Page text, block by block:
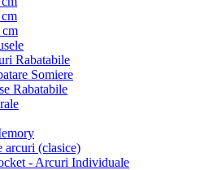
Rabatabile
Somiere
Rabatabile
arcuri (clasice)
- Arcuri Individuale